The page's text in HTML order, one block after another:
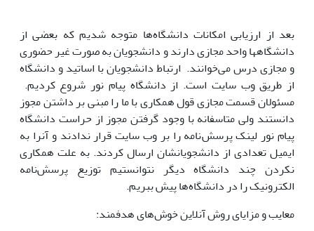
بعد از ارزیابی امکانات دانشگاه‌ها متوجه شدیم که بعضی از
دانشگاهها واحد مجازی دارند و دانشجویان به صورت غیر حضوری
و مجازی درس می‌خوانند. ارتباط دانشجویان با اساتید و دانشگاه
از طریق وب سایت است. از دانشگاه پیام نور شروع کردیم.
مسئولان قسمت مجازی قول همکاری با ما را مبنی بر داشتن مجوز
دانستند ولی متاسفانه با وجود گرفتن مجوز از حراست دانشگاه
پیام نور لینک پرسش‌نامه را بر وب سایت قرار ندادند و آنرا به
ایمیل تعدادی از دانشجویانشان ارسال کردند. به علت همکاری
نکردن چند دانشگاه دیگر نتوانستیم توزیع پرسش‌نامه
الکترونیک را در دانشگاه‌ها پیش ببریم.
معایب و مزایای روش آنلاین خوش‌های هدفمند: